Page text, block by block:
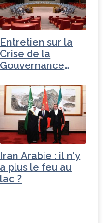
Entretien sur la
Crise de la
Gouvernance
Iran Arabie : il n'y
a plus le feu au
lac ?